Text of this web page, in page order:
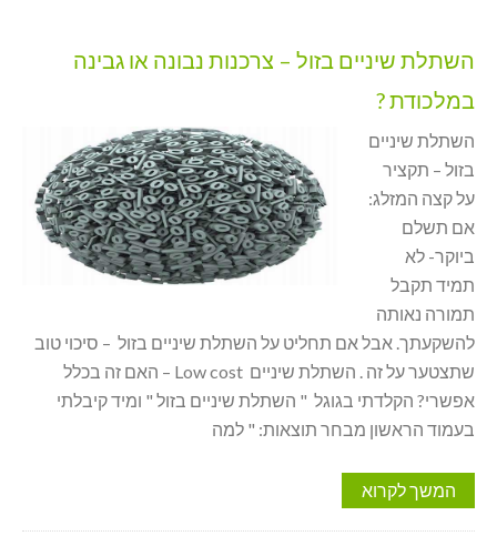
השתלת שיניים בזול – צרכנות נבונה או גבינה
במלכודת ?
השתלת שיניים
בזול – תקציר
על קצה המזלג:
אם תשלם
ביוקר- לא
תמיד תקבל
תמורה נאותה
להשקעתך. אבל אם תחליט על השתלת שיניים בזול – סיכוי טוב
שתצטער על זה . השתלת שיניים Low cost – האם זה בכלל
אפשרי? הקלדתי בגוגל " השתלת שיניים בזול " ומיד קיבלתי
בעמוד הראשון מבחר תוצאות: " למה
המשך לקרוא